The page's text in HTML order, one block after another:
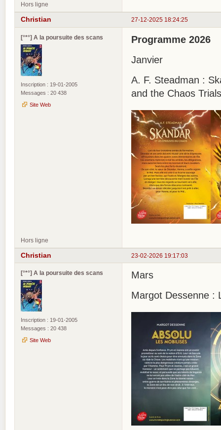
Hors ligne
27-12-2025 18:24:25
Christian
[°*°] A la poursuite des scans
Inscription : 19-01-2005
Messages : 20 438
Site Web
Programme 2026
Janvier
A. F. Steadman :
and the Chaos
Hors ligne
23-02-2026 19:17:03
Christian
[°*°] A la poursuite des scans
Inscription : 19-01-2005
Messages : 20 438
Site Web
Mars
Margot Dessenne :